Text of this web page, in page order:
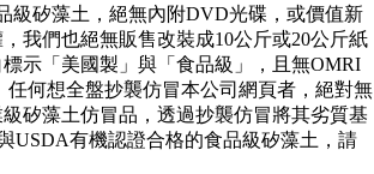
級矽藻土，絕無內附DVD光碟，或價值新
我們也絕無販售改裝成10公斤或20公斤紙
示「美國製」與「食品級」，且無OMRI
任何想全盤抄襲仿冒本公司網頁者，絕對無
矽藻土仿冒品，透過抄襲仿冒將其劣質基
USDA有機認證合格的食品級矽藻土，請